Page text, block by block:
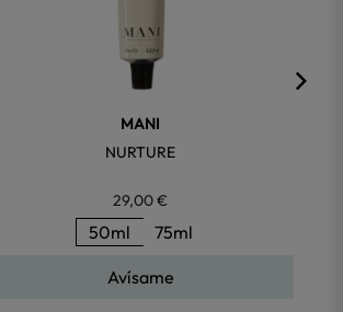
MANI
NURTURE
29,00 €
50ml 75ml
Avísame